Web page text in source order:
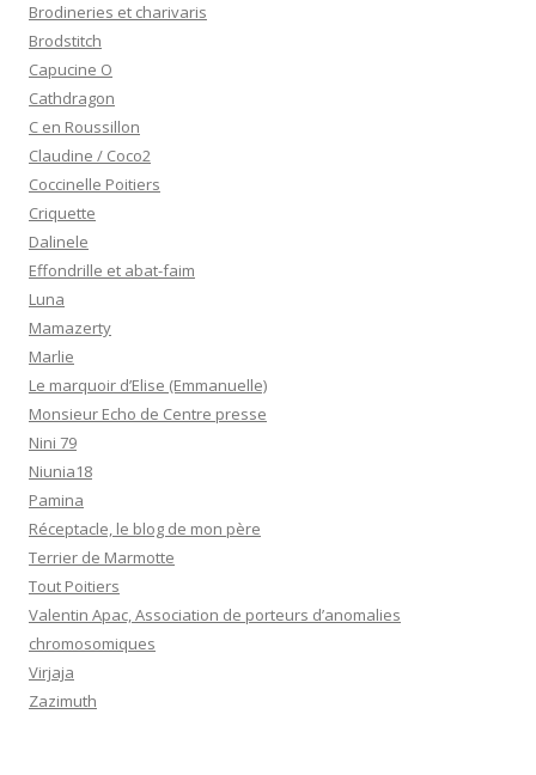
Brodineries et charivaris
Brodstitch
Capucine O
Cathdragon
C en Roussillon
Claudine / Coco2
Coccinelle Poitiers
Criquette
Dalinele
Effondrille et abat-faim
Luna
Mamazerty
Marlie
Le marquoir d’Elise (Emmanuelle)
Monsieur Echo de Centre presse
Nini 79
Niunia18
Pamina
Réceptacle, le blog de mon père
Terrier de Marmotte
Tout Poitiers
Valentin Apac, Association de porteurs d’anomalies
chromosomiques
Virjaja
Zazimuth